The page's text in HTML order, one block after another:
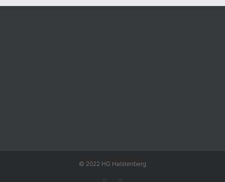
© 2022 HG Halstenberg